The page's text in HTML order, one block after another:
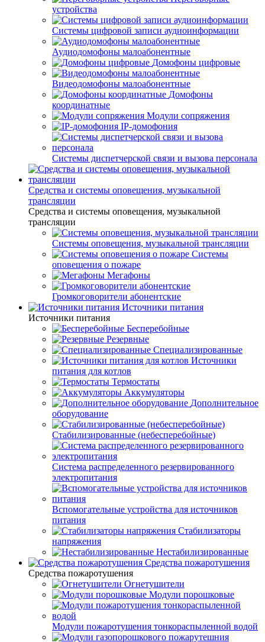
устройства
Системы цифровой записи аудиоинформации
Аудиодомофоны малоабонентные
Домофоны цифровые
Видеодомофоны малоабонентные
Домофоны
координатные
Модули сопряжения
IP-домофония
Системы диспетчерской связи и вызова персонала
Средства и системы оповещения, музыкальной
трансляции
Средства и системы оповещения, музыкальной
трансляции
Системы оповещения, музыкальной трансляции
Системы
оповещения о пожаре
Мегафоны
Громкоговорители абонентские
Источники питания
Источники питания
Бесперебойные
Резервные
Специализированные
Источники
питания для котлов
Термостаты
Аккумуляторы
Дополнительное
оборудование
Стабилизированные (небесперебойные)
Система распределенного резервированного
электропитания
Вспомогательные устройства для источников
питания
Стабилизаторы
напряжения
Нестабилизированные
Средства пожаротушения
Средства пожаротушения
Огнетушители
Модули порошковые
Модули пожаротушения тонкораспыленной водой